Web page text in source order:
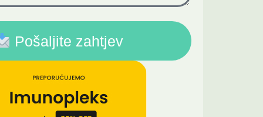
Pošaljite zahtjev